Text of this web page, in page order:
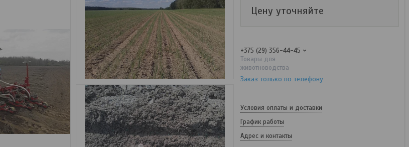
Цену уточняйте
+375 (29) 356-44-45
Товары для
животноводства
Заказ только по телефону
Условия оплаты и доставки
График работы
Адрес и контакты